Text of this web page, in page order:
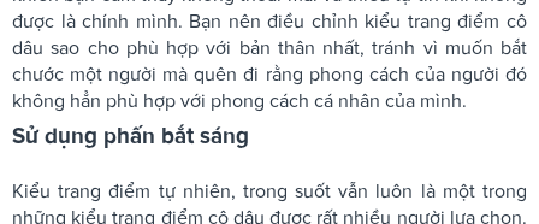
được là chính mình. Bạn nên điều chỉnh kiểu trang điểm cô
dâu sao cho phù hợp với bản thân nhất, tránh vì muốn bắt
chước một người mà quên đi rằng phong cách của người đó
không hẳn phù hợp với phong cách cá nhân của mình.
Sử dụng phấn bắt sáng
Kiểu trang điểm tự nhiên, trong suốt vẫn luôn là một trong
những kiểu trang điểm cô dâu được rất nhiều người lựa chọn.